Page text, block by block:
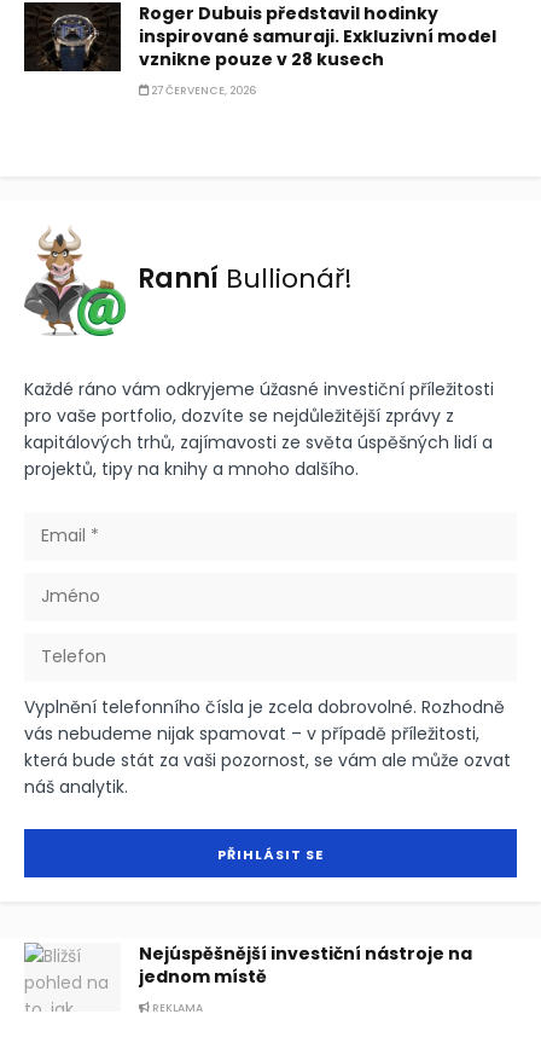
Roger Dubuis představil hodinky
inspirované samuraji. Exkluzivní model
vznikne pouze v 28 kusech
27 ČERVENCE, 2026
Ranní Bullionář!
Každé ráno vám odkryjeme úžasné investiční příležitosti
pro vaše portfolio, dozvíte se nejdůležitější zprávy z
kapitálových trhů, zajímavosti ze světa úspěšných lidí a
projektů, tipy na knihy a mnoho dalšího.
Vyplnění telefonního čísla je zcela dobrovolné. Rozhodně
vás nebudeme nijak spamovat – v případě příležitosti,
která bude stát za vaši pozornost, se vám ale může ozvat
náš analytik.
Nejúspěšnější investiční nástroje na
jednom místě
REKLAMA